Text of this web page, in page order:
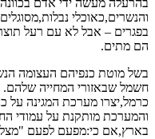
בהרעלה מעשה ידי אדם
והנשרים,כאוכלי
בפגרים – אבל לא עם רעל
הם מתים.
בשל מוטת כנפיהם העצומה
חשמל שבאזורי המחייה
כרמל,יצרו מערכת המגינה
והמערכת מותקנת על עמודי
בארץ,אם כי:מפעם לפעם